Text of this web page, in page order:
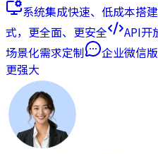
系统集成快速、低成本搭
式，更全面、更安全
API开
场景化需求定制
企业微信版
更强大